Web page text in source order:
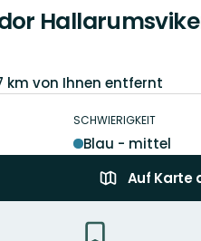
km von Ihnen entfernt
SCHWIERIGKEIT
Blau - mittel
Auf Karte